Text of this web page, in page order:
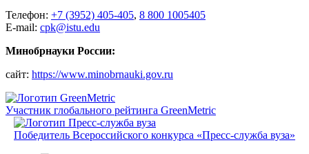
Телефон: +7 (3952) 405-405, 8 800 1005405
E-mail: cpk@istu.edu
Минобрнауки России:
сайт: https://www.minobrnauki.gov.ru
Участник глобального рейтинга GreenMetric
Победитель Всероссийского конкурса «Пресс-служба вуза»